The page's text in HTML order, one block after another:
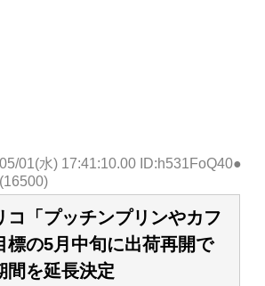
01(水) 17:41:10.00 ID:h531FoQ40●
コ「プッチンプリンやカフ
標の5月中旬に出荷再開で
を延長決定